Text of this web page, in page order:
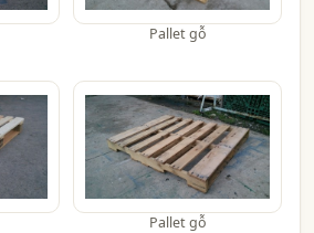
Pallet gỗ
Pallet gỗ